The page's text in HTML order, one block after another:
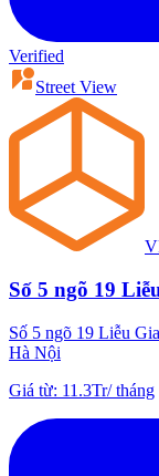
Verified
Street View
Số 5 ngõ 19
Số 5 ngõ 19 Liễu
Hà Nội
Giá từ: 11.3Tr/tháng